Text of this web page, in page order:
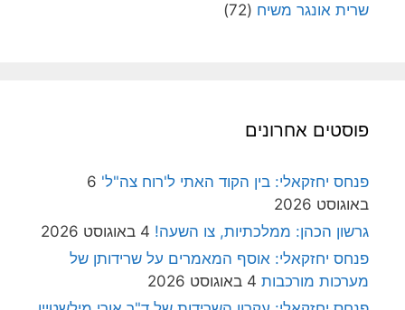
שרית אונגר משיח (72)
פוסטים אחרונים
פנחס יחזקאלי: בין הקוד האתי ל'רוח צה"ל' 6
באוגוסט 2026
גרשון הכהן: ממלכתיות, צו השעה! 4 באוגוסט 2026
פנחס יחזקאלי: אוסף המאמרים על שרידותן של
מערכות מורכבות 4 באוגוסט 2026